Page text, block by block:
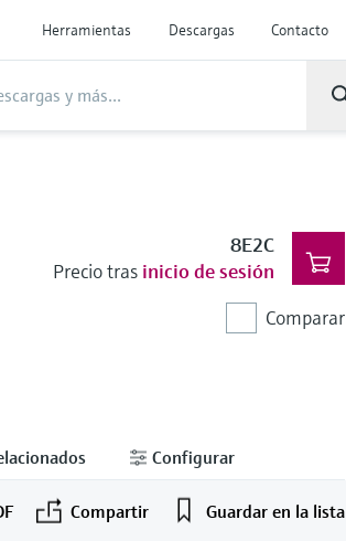
Herramientas Descargas Contacto
8E2C
Precio tras inicio de sesión
Comparar
Configurar
Compartir Guardar en la lista